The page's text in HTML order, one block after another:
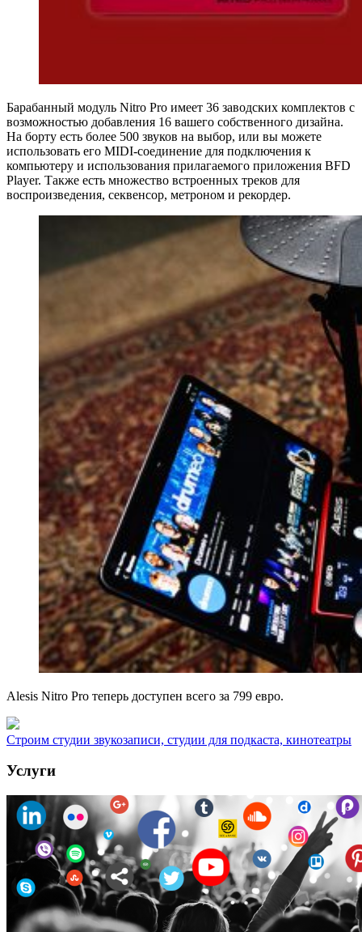
Барабанный модуль Nitro Pro имеет 36 заводских комплектов с
возможностью добавления 16 вашего собственного дизайна.
На борту есть более 500 звуков на выбор, или вы можете
использовать его MIDI-соединение для подключения к
компьютеру и использования прилагаемого приложения BFD
Player. Также есть множество встроенных треков для
воспроизведения, секвенсор, метроном и рекордер.
Alesis Nitro Pro теперь доступен всего за 799 евро.
Строим студии звукозаписи, студии для подкаста, кинотеатры
Услуги